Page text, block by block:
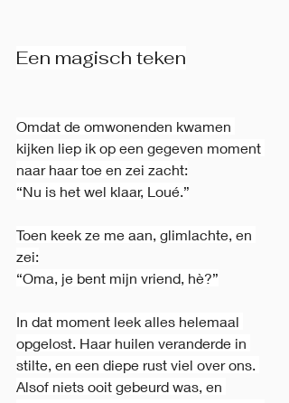
Een magisch teken
Omdat de omwonenden kwamen
kijken liep ik op een gegeven moment
naar haar toe en zei zacht:
“Nu is het wel klaar, Loué.”
Toen keek ze me aan, glimlachte, en
zei:
“Oma, je bent mijn vriend, hè?”
In dat moment leek alles helemaal
opgelost. Haar huilen veranderde in
stilte, en een diepe rust viel over ons.
Alsof niets ooit gebeurd was, en